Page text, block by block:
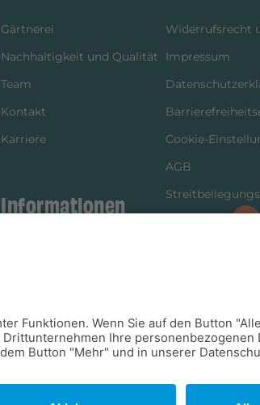
Gärtnerei
Nachhaltigkeit und Qualität
Team
Kontakt
Karriere
Informationen
Versandinformationen
Widerrufsrecht
Impressum
Cookie-
AGB